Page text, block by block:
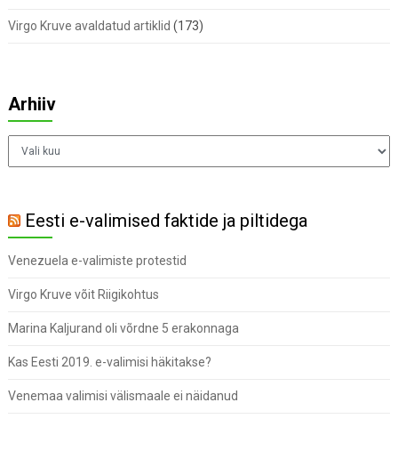
Virgo Kruve avaldatud artiklid (173)
Arhiiv
Arhiiv
Eesti e-valimised faktide ja piltidega
Venezuela e-valimiste protestid
Virgo Kruve võit Riigikohtus
Marina Kaljurand oli võrdne 5 erakonnaga
Kas Eesti 2019. e-valimisi häkitakse?
Venemaa valimisi välismaale ei näidanud